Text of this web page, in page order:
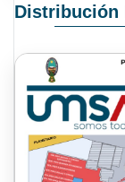
Distribución